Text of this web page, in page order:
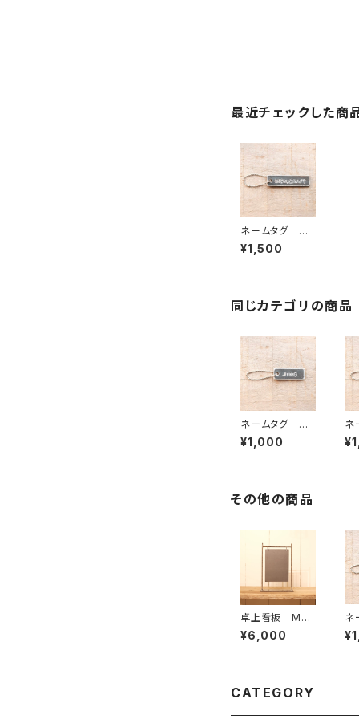
最近チェックした商
ネームタグ 大
サイズ 両面打
刻 ※オーダー
¥1,500
同じカテゴリの商品
ネームタグ 中
サイズ ※オー
ダー刻印（7文字
¥1,000
ネ
サ
刻
その他の商品
卓上看板 Mサ
イズ 縦長
¥6,000
ネ
サ
ダ
CATEGORY